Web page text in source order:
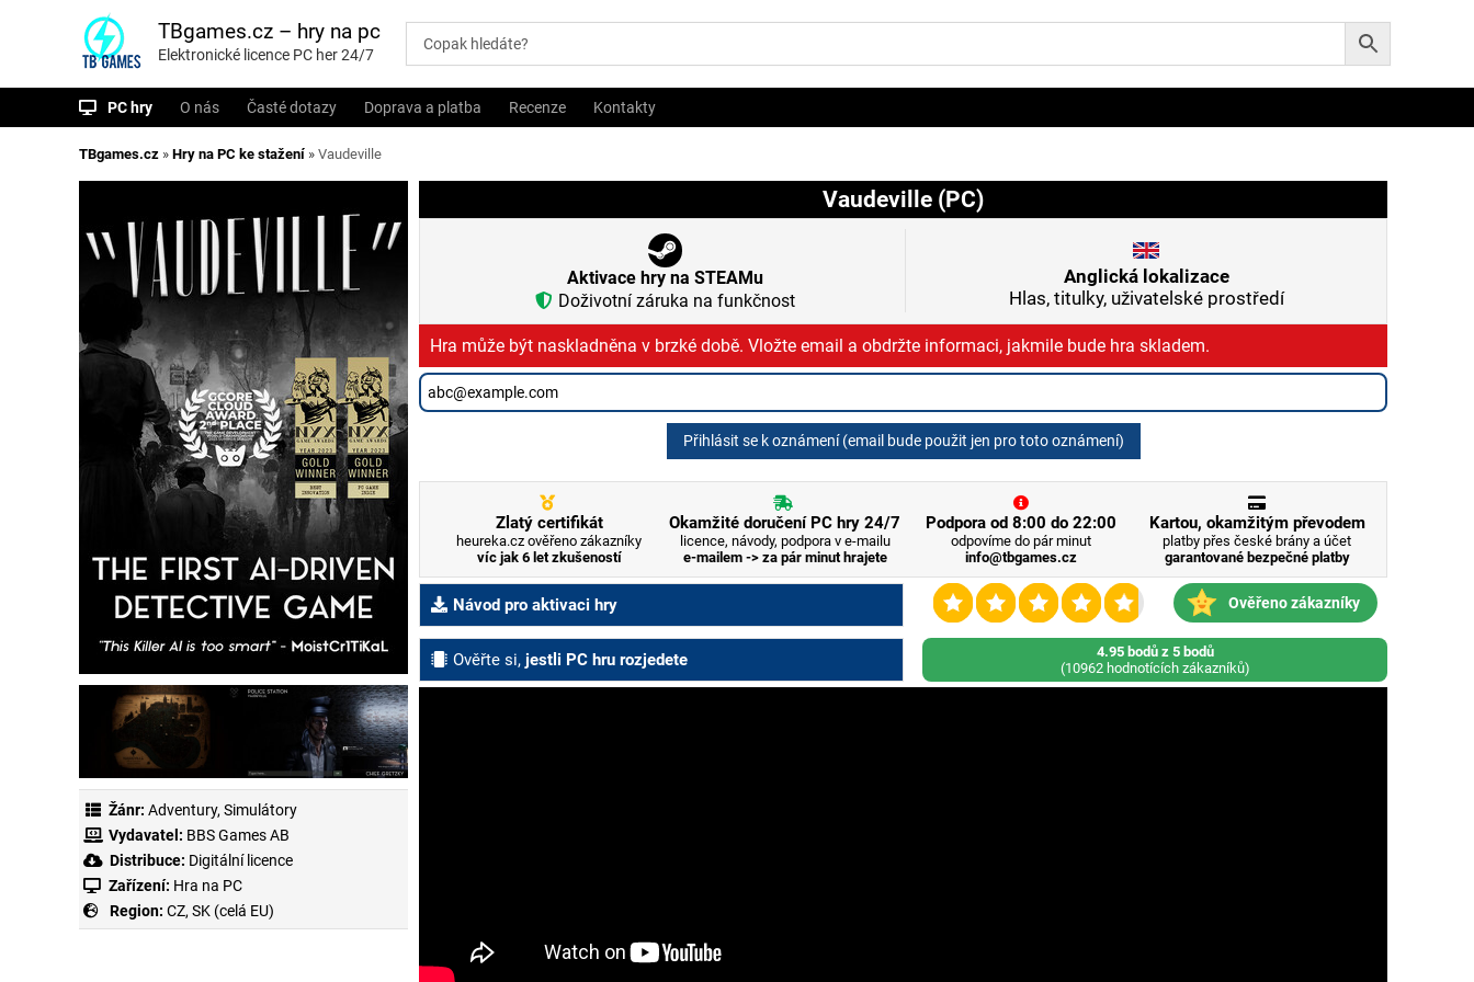
i
TBgames.cz – hry na pc
Elektronické licence PC her 24/7
PC hry O nás Časté dotazy Doprava a platba Recenze Kontakty
TBgames.cz » Hry na PC ke stažení » Vaudeville
Žánr: Adventury, Simulátory
Vydavatel: BBS Games AB
Distribuce: Digitální licence
Zařízení: Hra na PC
Region: CZ, SK (celá EU)
Vaudeville (PC)
Aktivace hry na STEAMu
Doživotní záruka na funkčnost
Anglická lokalizace
Hlas, titulky, uživatelské prostředí
Hra může být naskladněna v brzké době. Vložte email a obdržte informaci, jakmile bude hra skladem.
Přihlásit se k oznámení (email bude použit jen pro toto oznámení)
Zlatý certifikát
heureka.cz ověřeno zákazníky
víc jak 6 let zkušeností
Okamžité doručení PC hry 24/7
licence, návody, podpora v e-mailu
e-mailem -> za pár minut hrajete
Podpora od 8:00 do 22:00
odpovíme do pár minut
info@tbgames.cz
Kartou, okamžitým převodem
platby přes české brány a účet
garantované bezpečné platby
Ověřeno zákazníky
4.95 bodů z 5 bodů
(10962 hodnotících zákazníků)
Návod pro aktivaci hry
Ověřte si, jestli PC hru rozjedete